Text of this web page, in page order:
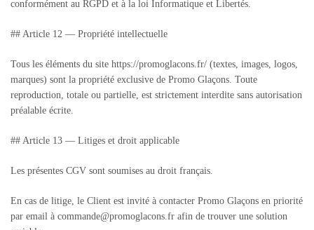
conformément au RGPD et à la loi Informatique et Libertés.
## Article 12 — Propriété intellectuelle
Tous les éléments du site https://promoglacons.fr/ (textes, images, logos,
marques) sont la propriété exclusive de Promo Glaçons. Toute
reproduction, totale ou partielle, est strictement interdite sans autorisation
préalable écrite.
## Article 13 — Litiges et droit applicable
Les présentes CGV sont soumises au droit français.
En cas de litige, le Client est invité à contacter Promo Glaçons en priorité
par email à commande@promoglacons.fr afin de trouver une solution